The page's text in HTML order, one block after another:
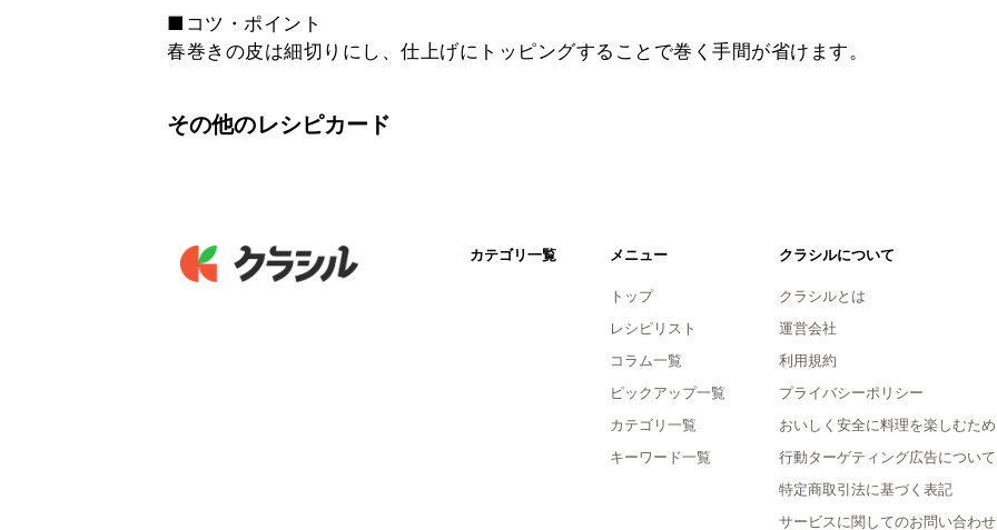
■コツ・ポイント
春巻きの皮は細切りにし、仕上げにトッピングすることで巻く手間が省けます。
その他のレシピカード
カテゴリ一覧 メニュー
トップ
レシピリスト
コラム一覧
ピックアップ一覧
カテゴリ一覧
キーワード一覧
クラシルについて
クラシルとは
運営会社
利用規約
プライバシーポリシー
おいしく安全に料理を楽しむため
行動ターゲティング広告について
特定商取引法に基づく表記
サービスに関してのお問い合わせ